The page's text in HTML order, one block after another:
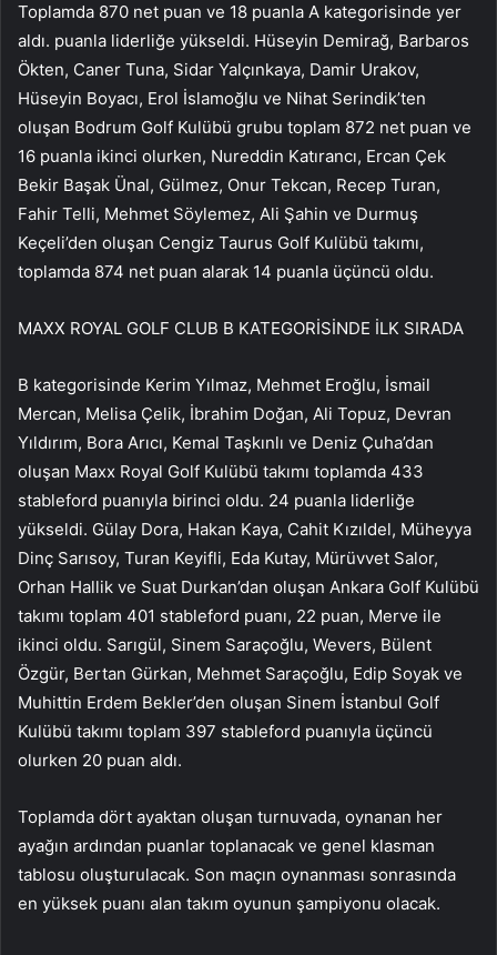
Toplamda 870 net puan ve 18 puanla A kategorisinde yer
aldı. puanla liderliğe yükseldi. Hüseyin Demirağ, Barbaros
Ökten, Caner Tuna, Sidar Yalçınkaya, Damir Urakov,
Hüseyin Boyacı, Erol İslamoğlu ve Nihat Serindik’ten
oluşan Bodrum Golf Kulübü grubu toplam 872 net puan ve
16 puanla ikinci olurken, Nureddin Katırancı, Ercan Çek
Bekir Başak Ünal, Gülmez, Onur Tekcan, Recep Turan,
Fahir Telli, Mehmet Söylemez, Ali Şahin ve Durmuş
Keçeli’den oluşan Cengiz Taurus Golf Kulübü takımı,
toplamda 874 net puan alarak 14 puanla üçüncü oldu.
MAXX ROYAL GOLF CLUB B KATEGORİSİNDE İLK SIRADA
B kategorisinde Kerim Yılmaz, Mehmet Eroğlu, İsmail
Mercan, Melisa Çelik, İbrahim Doğan, Ali Topuz, Devran
Yıldırım, Bora Arıcı, Kemal Taşkınlı ve Deniz Çuha’dan
oluşan Maxx Royal Golf Kulübü takımı toplamda 433
stableford puanıyla birinci oldu. 24 puanla liderliğe
yükseldi. Gülay Dora, Hakan Kaya, Cahit Kızıldel, Müheyya
Dinç Sarısoy, Turan Keyifli, Eda Kutay, Mürüvvet Salor,
Orhan Hallik ve Suat Durkan’dan oluşan Ankara Golf Kulübü
takımı toplam 401 stableford puanı, 22 puan, Merve ile
ikinci oldu. Sarıgül, Sinem Saraçoğlu, Wevers, Bülent
Özgür, Bertan Gürkan, Mehmet Saraçoğlu, Edip Soyak ve
Muhittin Erdem Bekler’den oluşan Sinem İstanbul Golf
Kulübü takımı toplam 397 stableford puanıyla üçüncü
olurken 20 puan aldı.
Toplamda dört ayaktan oluşan turnuvada, oynanan her
ayağın ardından puanlar toplanacak ve genel klasman
tablosu oluşturulacak. Son maçın oynanması sonrasında
en yüksek puanı alan takım oyunun şampiyonu olacak.